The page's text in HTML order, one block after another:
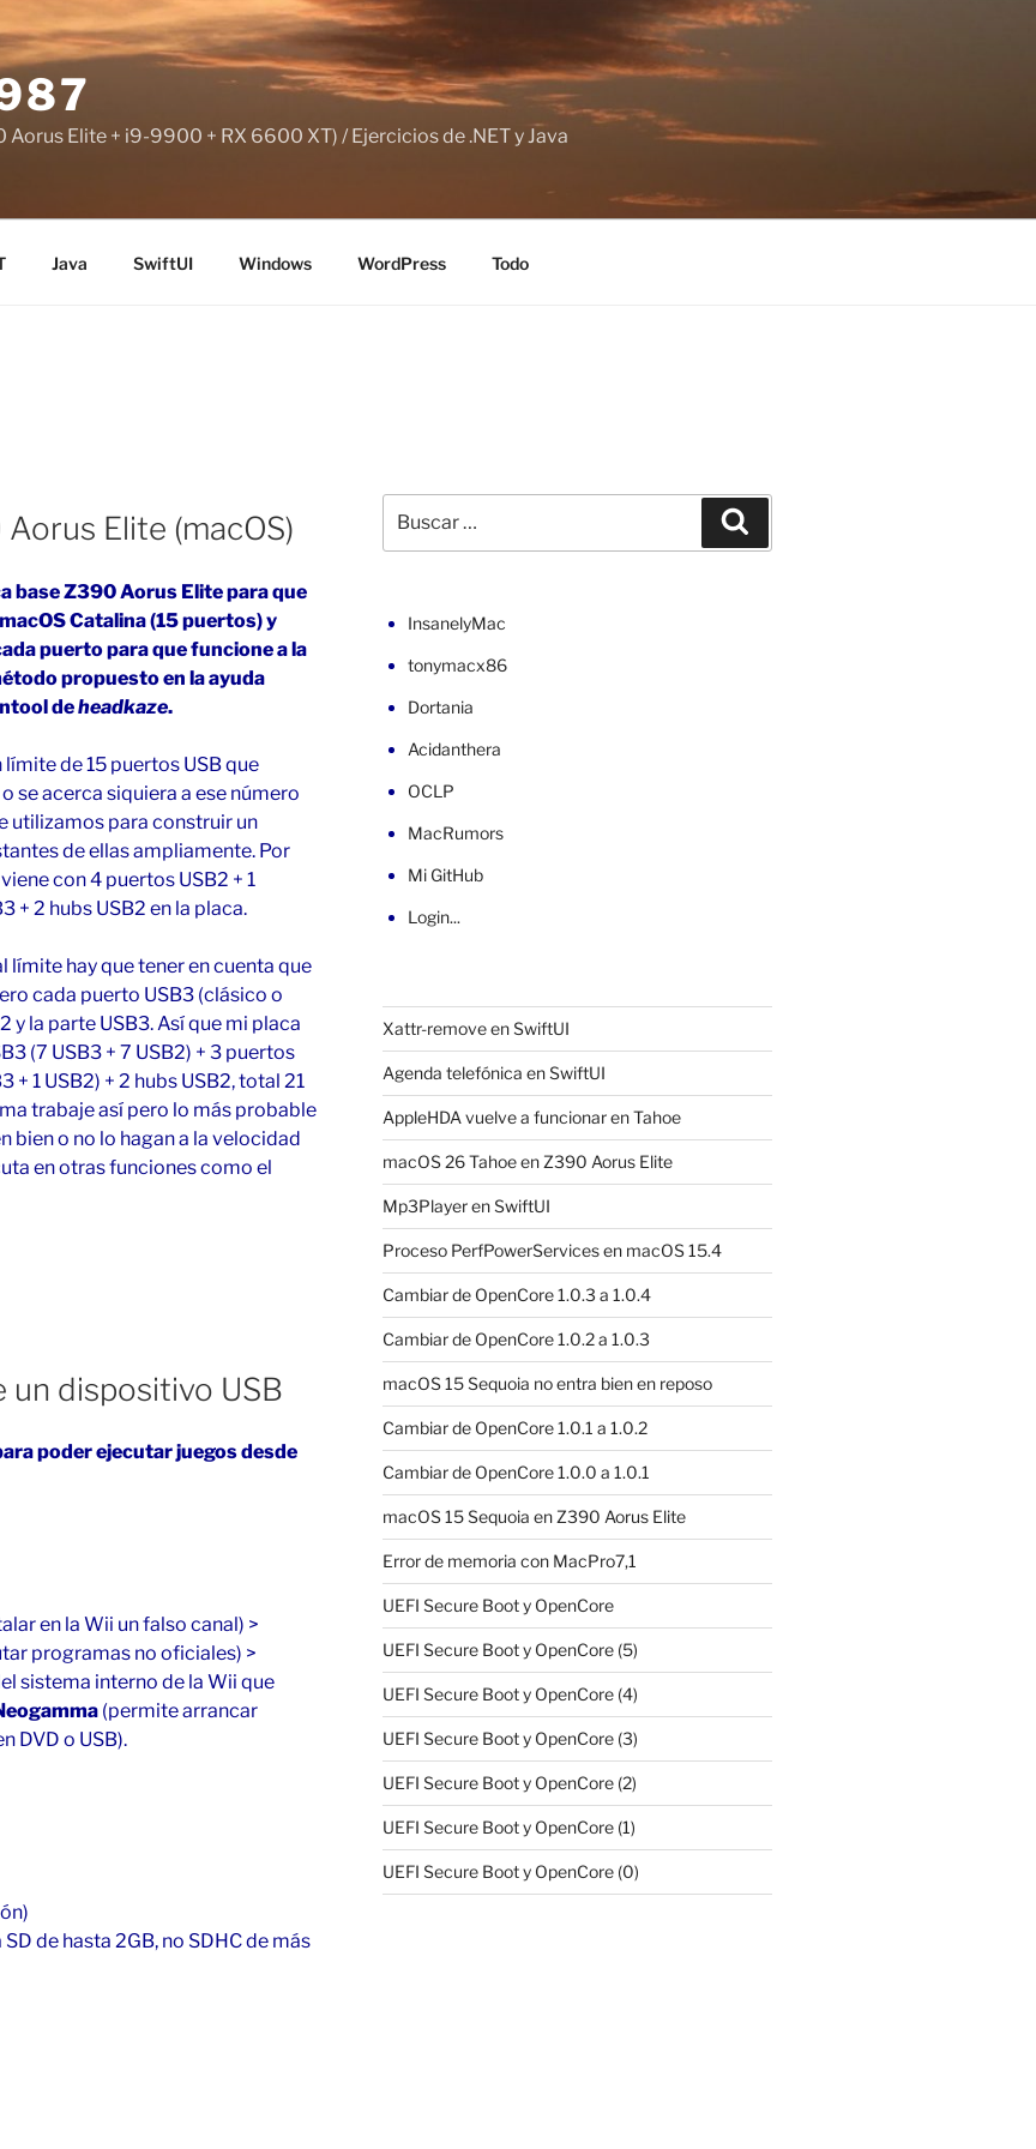
Aorus Elite + i9-9900 + RX 6600 XT) / Ejercicios de .NET y Java
Java SwiftUI Windows WordPress Todo
Elite (macOS)
base Z390 Aorus Elite para que
Catalina (15 puertos) y
puerto para que funcione a la
propuesto en la ayuda
deheadkaze.
de 15 puertos USB que
se acerca siquiera a ese número
utilizamos para construir un
de ellas ampliamente. Por
con 4 puertos USB2 + 1
+ 2 hubs USB2 en la placa.
límite hay que tener en cuenta que
cada puerto USB3 (clásico o
y la parte USB3. Así que mi placa
(7 USB3 + 7 USB2) + 3 puertos
+ 1 USB2) + 2 hubs USB2, total 21
trabaje así pero lo más probable
bien o no lo hagan a la velocidad
en otras funciones como el
un dispositivo USB
poder ejecutar juegos desde
en la Wii un falso canal) >
programas no oficiales) >
sistema interno de la Wii que
(permite arrancar
DVD o USB).
de hasta 2GB, no SDHC de más
por:
InsanelyMac
tonymacx86
Dortania
Acidanthera
OCLP
MacRumors
Mi GitHub
Login...
Xattr-remove en SwiftUI
Agenda telefónica en SwiftUI
AppleHDA vuelve a funcionar en Tahoe
macOS 26 Tahoe en Z390 Aorus Elite
Mp3Player en SwiftUI
Proceso PerfPowerServices en macOS 15.4
Cambiar de OpenCore 1.0.3 a 1.0.4
Cambiar de OpenCore 1.0.2 a 1.0.3
macOS 15 Sequoia no entra bien en reposo
Cambiar de OpenCore 1.0.1 a 1.0.2
Cambiar de OpenCore 1.0.0 a 1.0.1
macOS 15 Sequoia en Z390 Aorus Elite
Error de memoria con MacPro7,1
UEFI Secure Boot y OpenCore
UEFI Secure Boot y OpenCore (5)
UEFI Secure Boot y OpenCore (4)
UEFI Secure Boot y OpenCore (3)
UEFI Secure Boot y OpenCore (2)
UEFI Secure Boot y OpenCore (1)
UEFI Secure Boot y OpenCore (0)